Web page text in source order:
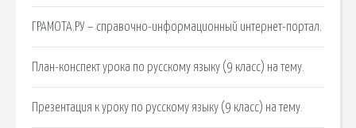
ГРАМОТА.РУ – справочно-информационный интернет-портал.
План-конспект урока по русскому языку (9 класс) на тему.
Презентация к уроку по русскому языку (9 класс) на тему.